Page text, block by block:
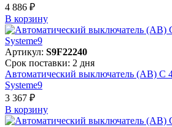
4 886 ₽
В корзинy
Артикул: S9F22240
Срок поставки: 2 дня
Автоматический выключатель (АВ) C
Systeme9
3 367 ₽
В корзинy